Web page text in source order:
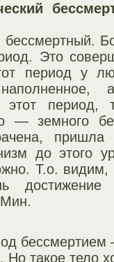
Это
период у
этот
— земного
до этого
Т.о. видим,
Мин.
Но такое тело